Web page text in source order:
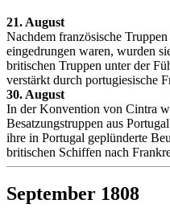
21. August
Nachdem französische
eingedrungen waren, wurden
britischen Truppen unter der
verstärkt durch portugiesische
30. August
In der Konvention von Cintra
Besatzungstruppen aus
ihre in Portugal geplünderte
britischen Schiffen nach
September 1808